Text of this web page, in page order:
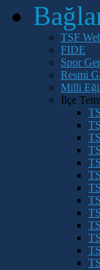
TSF
FIDE
Spor
Resmi
Milli
İlçe